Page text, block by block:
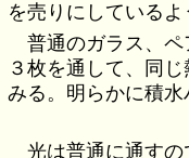
を売りにしているよ
普通のガラス、
３枚を通して、同
みる。明らかに積水
光は普通に通す